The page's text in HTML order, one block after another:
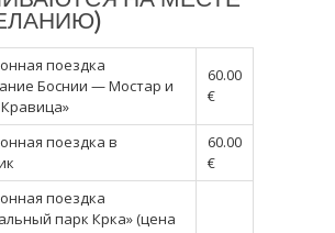
поездка
Боснии — Мостар и
60.00
€
поездка в
60.00
€
поездка
парк Крка» (цена